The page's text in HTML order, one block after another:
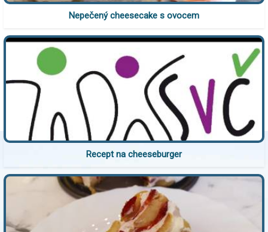
Nepečený cheesecake s ovocem
Recept na cheeseburger